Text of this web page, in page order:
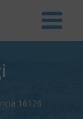
16126